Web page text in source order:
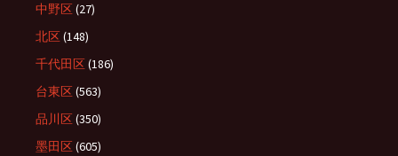
中野区(27)
北区(148)
千代田区(186)
台東区(563)
品川区(350)
墨田区(605)